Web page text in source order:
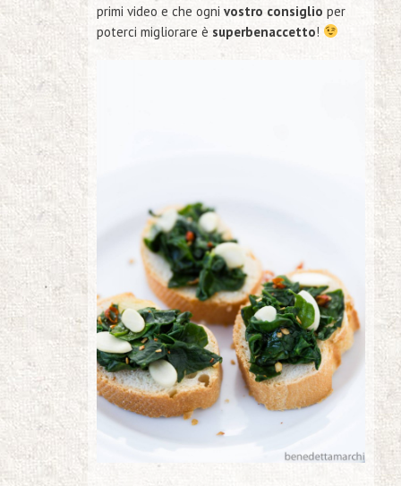
primi video e che ogni vostro consiglio per
poterci migliorare è superbenaccetto!